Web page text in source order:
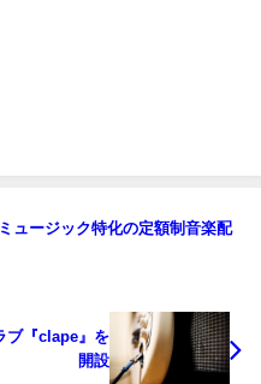
ュージック特化の定額制音楽配
ブ『clape』を
開設